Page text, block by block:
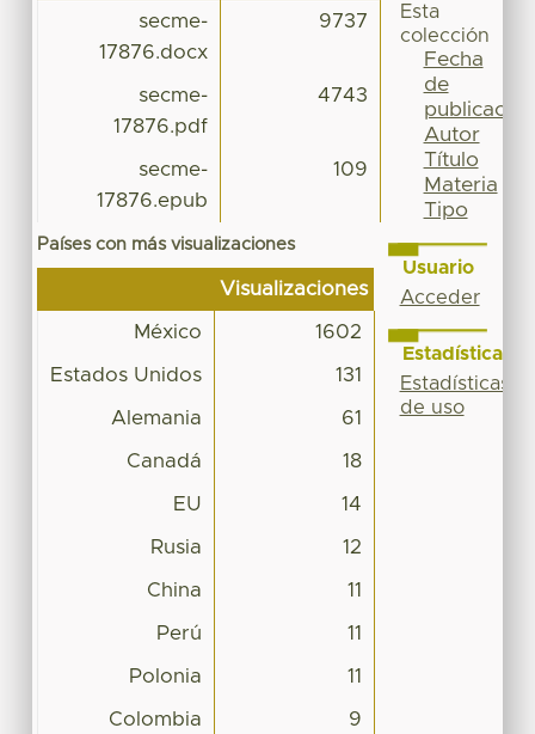
secme-
17876.docx
9737
secme-
17876.pdf
4743
secme-
17876.epub
109
Países con más visualizaciones
Visualizaciones
México 1602
Estados Unidos 131
Alemania 61
Canadá 18
EU 14
Rusia 12
China 11
Perú 11
Polonia 11
Colombia 9
Esta
colección
Fecha
de
publicación
Autor
Título
Materia
Tipo
Usuario
Acceder
Estadísticas
Estadísticas
de uso